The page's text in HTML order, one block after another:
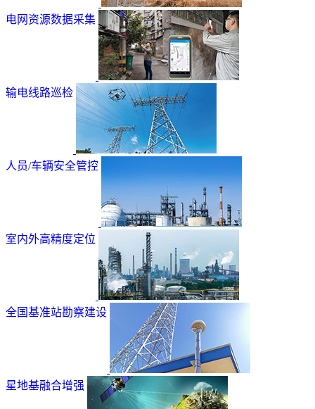
电网资源数据采集
输电线路巡检
人员/车辆安全管控
室内外高精度定位
全国基准站勘察建设
星地基融合增强